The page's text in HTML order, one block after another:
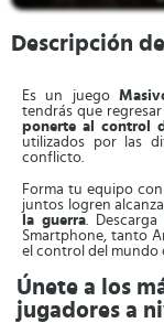
Descripción
Es un juego
tendrás que
ponerte al control
utilizados por las
conflicto.
Forma tu equipo
juntos logren
la guerra. Descarga
Smartphone, tanto
el control del mundo
Únete a los
jugadores a